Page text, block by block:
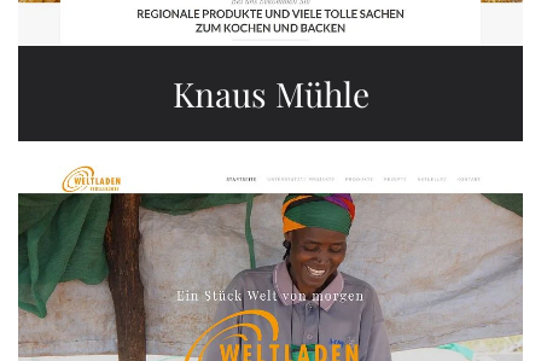
Knaus Mühle